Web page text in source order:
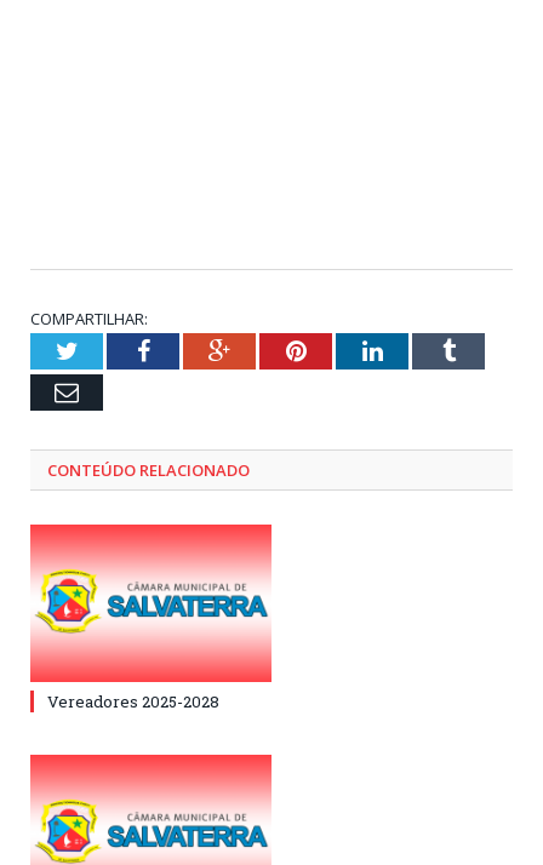
COMPARTILHAR:
TwitterFacebookGoogle+PinterestLinkedInTumblr
Email
CONTEÚDO RELACIONADO
Vereadores 2025-2028